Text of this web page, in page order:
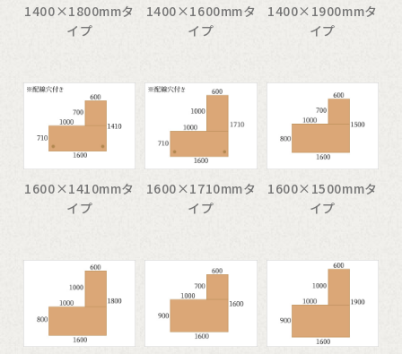
1400×1800mmタ
イプ
1400×1600mmタ
イプ
1400×1900mmタ
イプ
1600×1410mmタ
イプ
1600×1710mmタ
イプ
1600×1500mmタ
イプ